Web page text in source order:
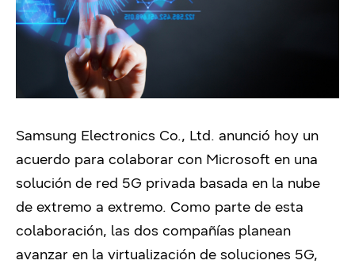
Samsung Electronics Co., Ltd. anunció hoy un
acuerdo para colaborar con Microsoft en una
solución de red 5G privada basada en la nube
de extremo a extremo. Como parte de esta
colaboración, las dos compañías planean
avanzar en la virtualización de soluciones 5G,